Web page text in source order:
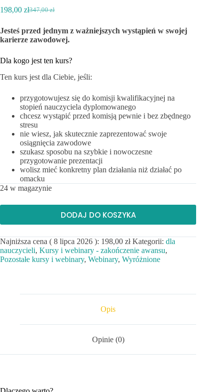
347,00zł
Pierwotna
wynosiła:
347,00 zł.
198,00 złAktualna
wynosi:
198,00 zł.
Jesteś przed jednym z ważniejszych wystąpień w swojej
karierze zawodowej.
Dla kogo jest ten kurs?
Ten kurs jest dla Ciebie, jeśli:
przygotowujesz się do komisji kwalifikacyjnej na
stopień nauczyciela dyplomowanego
chcesz wystąpić przed komisją pewnie i bez zbędnego
stresu
nie wiesz, jak skutecznie zaprezentować swoje
osiągnięcia zawodowe
szukasz sposobu na szybkie i nowoczesne
przygotowanie prezentacji
wolisz mieć konkretny plan działania niż działać po
omacku
24 w magazynie
DODAJ DO KOSZYKA
Najniższa cena ( 8 lipca 2026 ): 198,00 zł Kategorii: dla
nauczycieli, Kursy i webinary - zakończenie awansu,
Pozostałe kursy i webinary, Webinary, Wyróżnione
Opis
Opinie (0)